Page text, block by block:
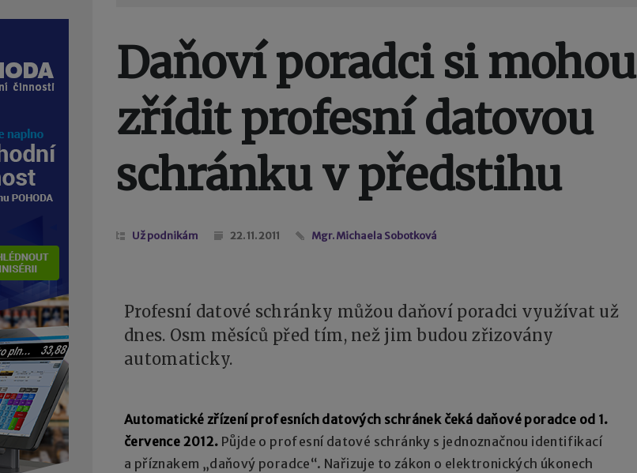
Daňoví poradci si mohou
zřídit profesní datovou
schránku v předstihu
Už podnikám 22. 11. 2011 Mgr. Michaela Sobotková
Profesní datové schránky můžou daňoví poradci využívat už
dnes. Osm měsíců před tím, než jim budou zřizovány
automaticky.
Automatické zřízení profesních datových schránek čeká daňové poradce od 1.
července 2012. Půjde o profesní datové schránky s jednoznačnou identifikací
a příznakem „daňový poradce“. Nařizuje to zákon o elektronických úkonech